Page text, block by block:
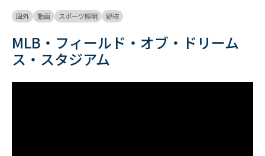
国外 動画 スポーツ照明 野球
MLB・フィールド・オブ・ドリーム
ス・スタジアム